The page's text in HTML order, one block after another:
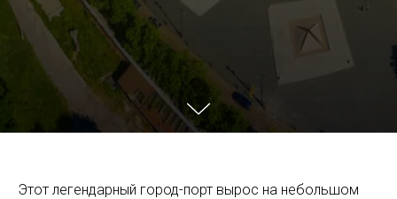
Этот легендарный город-порт вырос на небольшом